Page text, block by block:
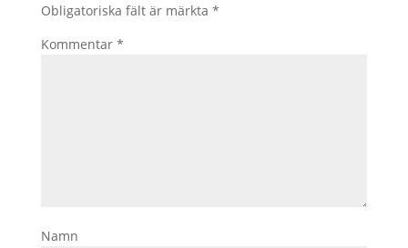
Obligatoriska fält är märkta *
Kommentar *
Namn